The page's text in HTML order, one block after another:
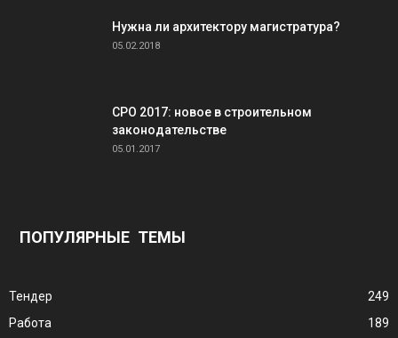
Нужна ли архитектору магистратура?
05.02.2018
СРО 2017: новое в строительном
законодательстве
05.01.2017
ПОПУЛЯРНЫЕ ТЕМЫ
Тендер
249
Работа
189